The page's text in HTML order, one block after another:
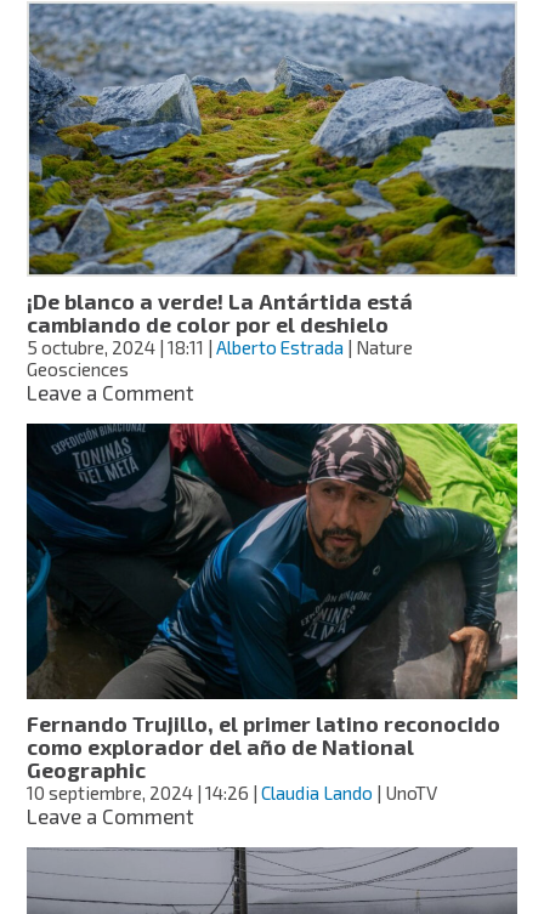
primer
día
sin
hielo
en
el
Ártico
puede
ocurrir
en
2027:
estudio
¡De blanco a verde! La Antártida está
cambiando de color por el deshielo
5 octubre, 2024 | 18:11 |Alberto Estrada | Nature
Geosciences
Leave a Commenton
blanco
a
verde!
La
Antártida
está
cambiando
de
color
por
el
deshielo
Fernando Trujillo, el primer latino reconocido
como explorador del año de National
Geographic
10 septiembre, 2024 | 14:26 |Claudia Lando | UnoTV
Leave a Commenton
Trujillo,
el